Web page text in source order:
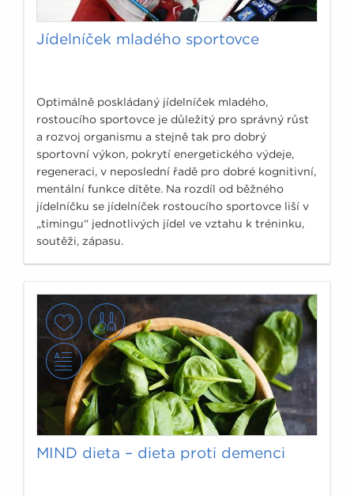
Jídelníček mladého sportovce
Optimálně poskládaný jídelníček mladého,
rostoucího sportovce je důležitý pro správný růst
a rozvoj organismu a stejně tak pro dobrý
sportovní výkon, pokrytí energetického výdeje,
regeneraci, v neposlední řadě pro dobré kognitivní,
mentální funkce dítěte. Na rozdíl od běžného
jídelníčku se jídelníček rostoucího sportovce liší v
„timingu“ jednotlivých jídel ve vztahu k tréninku,
soutěži, zápasu.
MIND dieta – dieta proti demenci